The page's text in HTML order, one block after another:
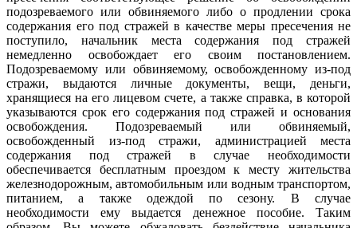
подозреваемого или обвиняемого либо о продлении срока
содержания его под стражей в качестве меры пресечения не
поступило, начальник места содержания под стражей
немедленно освобождает его своим постановлением.
Подозреваемому или обвиняемому, освобожденному из-под
стражи, выдаются личные документы, вещи, деньги,
хранящиеся на его лицевом счете, а также справка, в которой
указываются срок его содержания под стражей и основания
освобождения. Подозреваемый или обвиняемый,
освобожденный из-под стражи, администрацией места
содержания под стражей в случае необходимости
обеспечивается бесплатным проездом к месту жительства
железнодорожным, автомобильным или водным транспортом,
питанием, а также одеждой по сезону. В случае
необходимости ему выдается денежное пособие. Таким